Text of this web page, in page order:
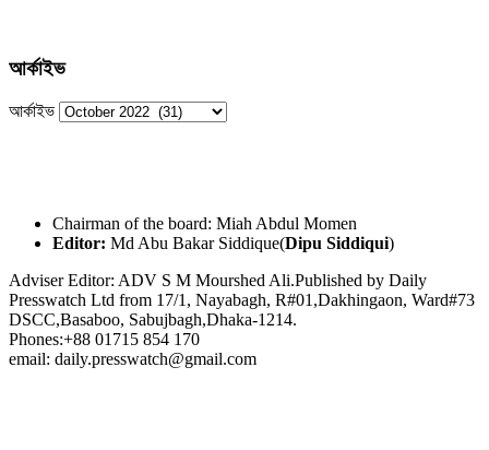
আর্কাইভ
আর্কাইভ
Chairman of the board: Miah Abdul Momen
Editor: Md Abu Bakar Siddique(Dipu Siddiqui)
Adviser Editor: ADV S M Mourshed Ali.Published by Daily
Presswatch Ltd from 17/1, Nayabagh, R#01,Dakhingaon, Ward#73
DSCC,Basaboo, Sabujbagh,Dhaka-1214.
Phones:+88 01715 854 170
email: daily.presswatch@gmail.com